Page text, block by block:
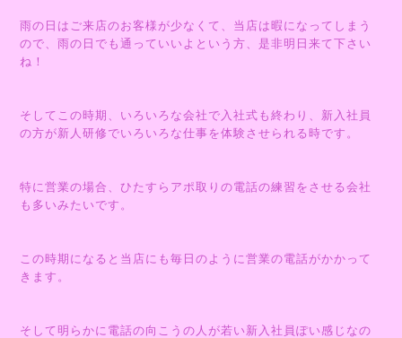
雨の日はご来店のお客様が少なくて、当店は暇になってしまう
ので、雨の日でも通っていいよという方、是非明日来て下さい
ね！
そしてこの時期、いろいろな会社で入社式も終わり、新入社員
の方が新人研修でいろいろな仕事を体験させられる時です。
特に営業の場合、ひたすらアポ取りの電話の練習をさせる会社
も多いみたいです。
この時期になると当店にも毎日のように営業の電話がかかって
きます。
そして明らかに電話の向こうの人が若い新入社員ぽい感じなの